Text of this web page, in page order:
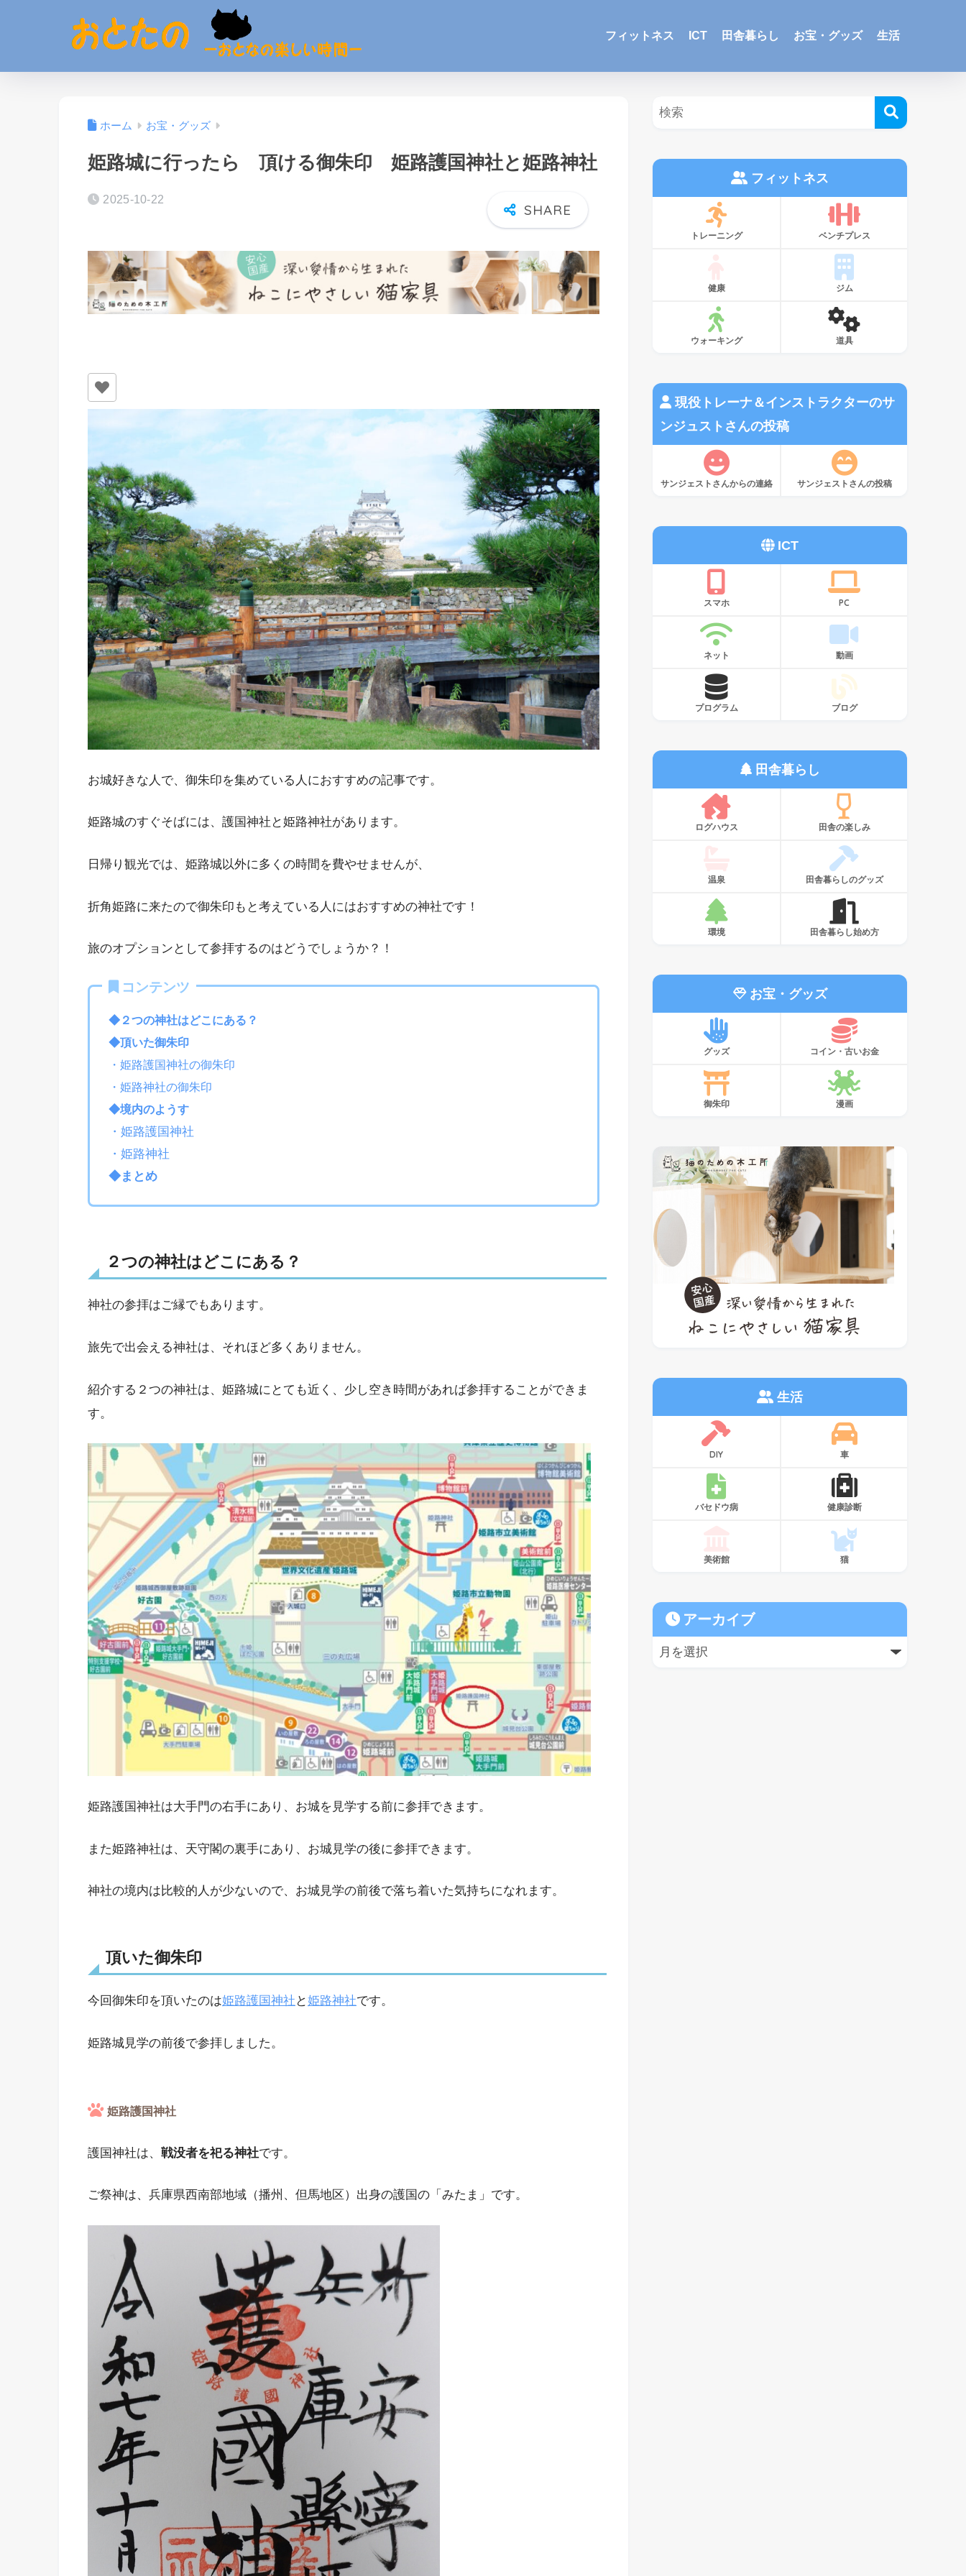
フィットネス ICT 田舎暮らし お宝・グッズ 生活
ホーム お宝・グッズ
姫路城に行ったら 頂ける御朱印 姫路護国神社と姫路神社
2025-10-22
お城好きな人で、御朱印を集めている人におすすめの記事です。
姫路城のすぐそばには、護国神社と姫路神社があります。
日帰り観光では、姫路城以外に多くの時間を費やせませんが、
折角姫路に来たので御朱印もと考えている人にはおすすめの神社です！
旅のオプションとして参拝するのはどうでしょうか？！
コンテンツ
◆２つの神社はどこにある？
◆頂いた御朱印
・姫路護国神社の御朱印
・姫路神社の御朱印
◆境内のようす
・姫路護国神社
・姫路神社
◆まとめ
２つの神社はどこにある？
神社の参拝はご縁でもあります。
旅先で出会える神社は、それほど多くありません。
紹介する２つの神社は、姫路城にとても近く、少し空き時間があれば参拝することができま
す。
姫路護国神社は大手門の右手にあり、お城を見学する前に参拝できます。
また姫路神社は、天守閣の裏手にあり、お城見学の後に参拝できます。
神社の境内は比較的人が少ないので、お城見学の前後で落ち着いた気持ちになれます。
頂いた御朱印
今回御朱印を頂いたのは姫路護国神社 と姫路神社です。
姫路城見学の前後で参拝しました。
姫路護国神社
護国神社は、 戦没者を祀る神社です。
ご祭神は、兵庫県西南部地域（播州、但馬地区）出身の護国の「みたま」です。
フィットネス
トレーニング ベンチプレス
健康 ジム
ウォーキング 道具
現役トレーナ＆インストラクターのサ
ンジュストさんの投稿
サンジェストさんからの連絡 サンジェストさんの投稿
ICT
スマホ PC
ネット 動画
プログラム ブログ
田舎暮らし
ログハウス 田舎の楽しみ
温泉 田舎暮らしのグッズ
環境 田舎暮らし始め方
お宝・グッズ
グッズ コイン・古いお金
御朱印 漫画
生活
DIY 車
バセドウ病 健康診断
美術館 猫
アーカイブ